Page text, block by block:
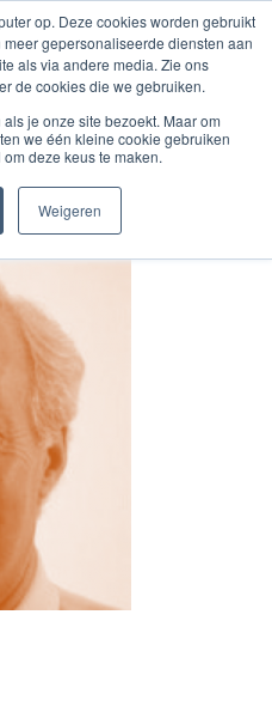
op. Deze cookies worden gebruikt
gepersonaliseerde diensten aan
als via andere media. Zie ons
de cookies die we gebruiken.
je onze site bezoekt. Maar om
we één kleine cookie gebruiken
deze keus te maken.
Weigeren